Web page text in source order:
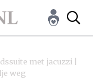
met jacuzzi |
weg